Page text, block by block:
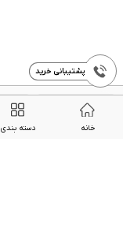
پشتیبانی خرید
خانه دسته بندی